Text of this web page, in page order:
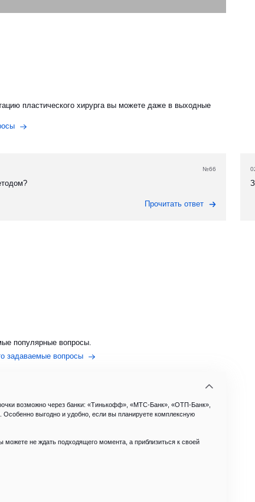
пластического хирурга вы можете даже в выходные
№66
Прочитать ответ
популярные вопросы.
задаваемые вопросы
возможно через банки: «Тинькофф», «МТС-Банк», «ОТП-Банк»,
Особенно выгодно и удобно, если вы планируете комплексную
можете не ждать подходящего момента, а приблизиться к своей